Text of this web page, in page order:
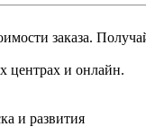
заказа.
центрах и онлайн.
и развития